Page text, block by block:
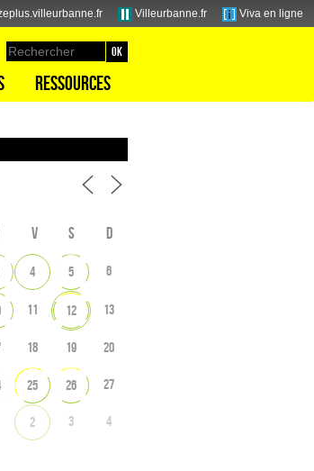
Villeurbanne.fr Viva en ligne
Ressources
V S D
4 5 6
11 12 13
18 19 20
25 26 27
2 3 4